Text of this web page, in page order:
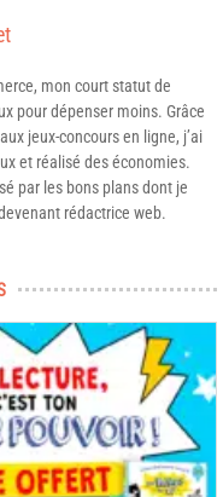
mon court statut de
pour dépenser moins. Grâce
jeux-concours en ligne, j’ai
et réalisé des économies.
par les bons plans dont je
rédactrice web.